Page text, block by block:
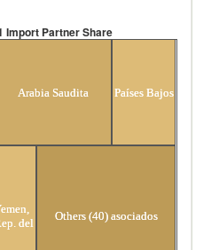
Import Partner Share
Arabia Saudita Países Bajos
del
Others (40) asociados